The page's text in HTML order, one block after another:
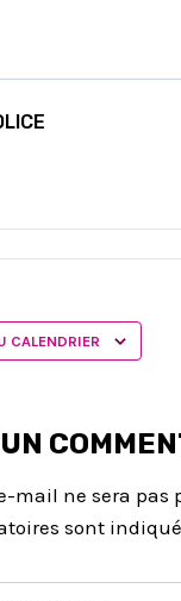
CALENDRIER
mail ne sera pas
sont